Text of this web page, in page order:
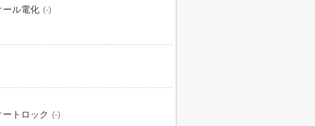
ール電化 (-)
ートロック (-)